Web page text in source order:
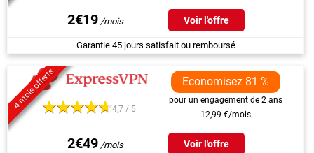
2€19 Voir l'offre
Garantie 45 jours satisfait ou remboursé
4 mois offerts 4,7 / 5
Economisez 81 %
pour un engagement de 2 ans
12,99 €/mois
2€49 Voir l'offre